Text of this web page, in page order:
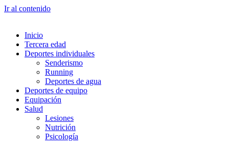
Ir al contenido
Inicio
Tercera edad
Deportes individuales
Senderismo
Running
Deportes de agua
Deportes de equipo
Equipación
Salud
Lesiones
Nutrición
Psicología